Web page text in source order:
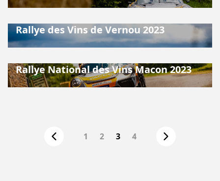
Rallye des Vins de Vernou 2023
Rallye National des Vins Macon 2023
1 2 3 4